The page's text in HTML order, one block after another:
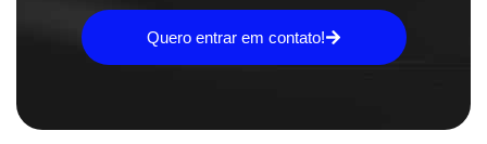
Quero entrar em contato!